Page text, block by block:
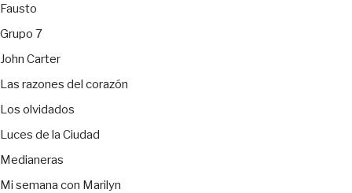
Fausto
Grupo 7
John Carter
Las razones del corazón
Los olvidados
Luces de la Ciudad
Medianeras
Mi semana con Marilyn